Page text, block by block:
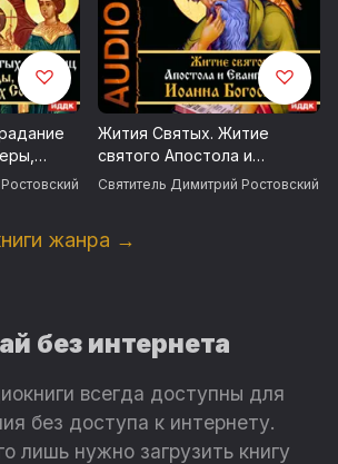
матери
Жития Святых. Житие
святого Апостола и
Евангелиста Иоанна
Святитель Димитрий Ростовский
жанра →
без интернета
всегда доступны для
без доступа к интернету.
лишь нужно загрузить книгу